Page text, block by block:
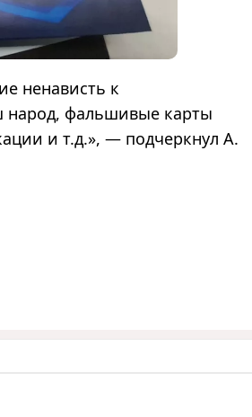
ненависть к
народ, фальшивые карты
и т.д.», — подчеркнул А.